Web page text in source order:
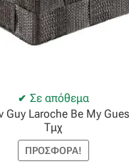
Σε απόθεμα
Guy Laroche Be My
Τμχ
ΠΡΟΣΦΟΡΆ!